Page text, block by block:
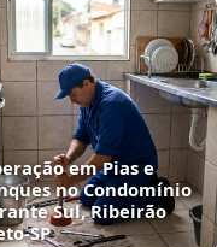
em Pias e
no Condomínio
Sul, Ribeirão